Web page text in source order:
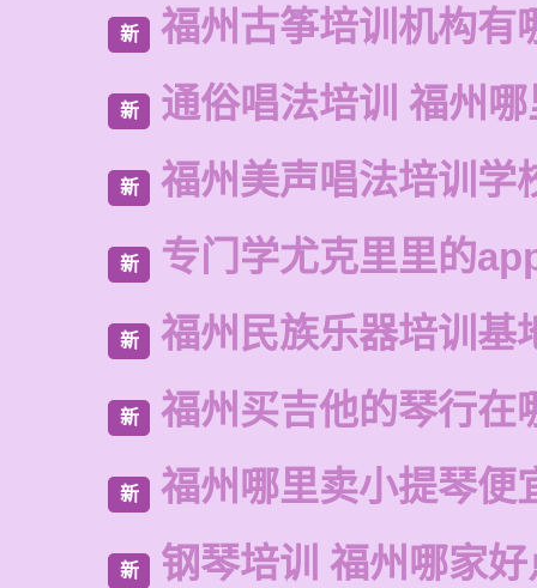
新 福州古筝培训机构有
新 通俗唱法培训 福州
新 福州美声唱法培训学
新 专门学尤克里里的
新 福州民族乐器培训基
新 福州买吉他的琴行在
新 福州哪里卖小提琴便
新 钢琴培训 福州哪家好